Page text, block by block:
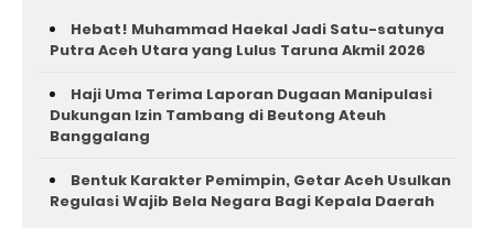
Hebat! Muhammad Haekal Jadi Satu-satunya
Putra Aceh Utara yang Lulus Taruna Akmil 2026
Haji Uma Terima Laporan Dugaan Manipulasi
Dukungan Izin Tambang di Beutong Ateuh
Banggalang
Bentuk Karakter Pemimpin, Getar Aceh Usulkan
Regulasi Wajib Bela Negara Bagi Kepala Daerah